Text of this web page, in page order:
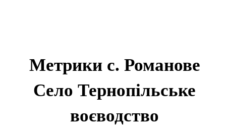
Метрики с. Романове
Село Тернопільське
воєводство